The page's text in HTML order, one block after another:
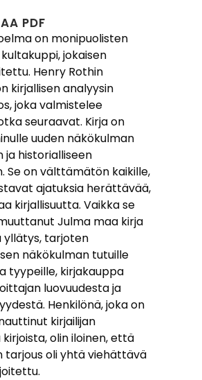
PDF
on monipuolisten
jokaisen
Henry Rothin
kirjallisen analyysin
joka valmistelee
seuraavat. Kirja on
uuden näkökulman
ja historialliseen
Se on välttämätön kaikille,
ajatuksia herättävää,
kirjallisuutta. Vaikka se
Julma maa kirja
yllätys, tarjoten
näkökulman tutuille
tyypeille, kirjakauppa
luovuudesta ja
Henkilönä, joka on
kirjailijan
olin iloinen, että
tarjous oli yhtä viehättävä